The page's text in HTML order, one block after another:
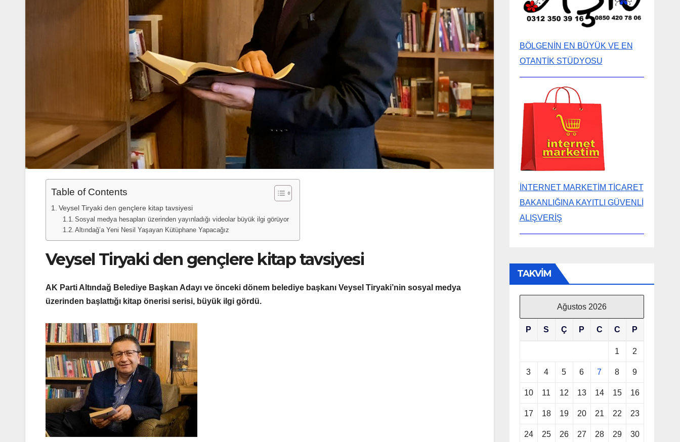
Table of Contents
Veysel Tiryaki den gençlere kitap tavsiyesi
Sosyal medya hesapları üzerinden yayınladığı videolar büyük ilgi görüyor
Altındağ’a Yeni Nesil Yaşayan Kütüphane Yapacağız
Veysel Tiryaki den gençlere kitap tavsiyesi
AK Parti Altındağ Belediye Başkan Adayı ve önceki dönem belediye başkanı Veysel Tiryaki’nin sosyal medya
üzerinden başlattığı kitap önerisi serisi, büyük ilgi gördü.
BÖLGENİN EN BÜYÜK VE EN
OTANTİK STÜDYOSU
İNTERNET MARKETİM TİCARET
BAKANLIĞINA KAYITLI GÜVENLİ
ALIŞVERİŞ
TAKVİM
Ağustos 2026
P S Ç P C C P
1 2
3 4 5 6 7 8 9
10 11 12 13 14 15 16
17 18 19 20 21 22 23
24 25 26 27 28 29 30